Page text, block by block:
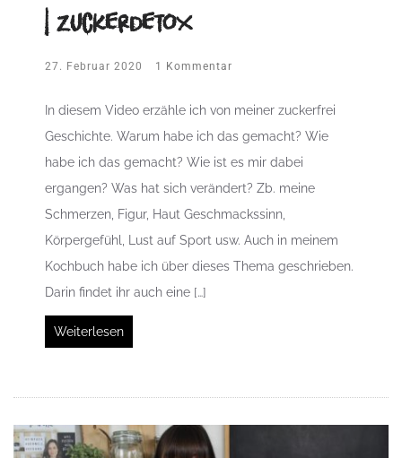
| Zuckerdetox
27. Februar 2020 1 Kommentar
In diesem Video erzähle ich von meiner zuckerfrei
Geschichte. Warum habe ich das gemacht? Wie
habe ich das gemacht? Wie ist es mir dabei
ergangen? Was hat sich verändert? Zb. meine
Schmerzen, Figur, Haut Geschmackssinn,
Körpergefühl, Lust auf Sport usw. Auch in meinem
Kochbuch habe ich über dieses Thema geschrieben.
Darin findet ihr auch eine […]
Weiterlesen